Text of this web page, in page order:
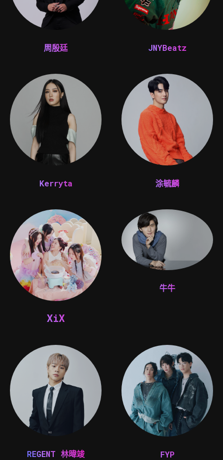
周殷廷 JNYBeatz
Kerryta 涂毓麟
XiX
牛牛
REGENT 林暐竣 FYP